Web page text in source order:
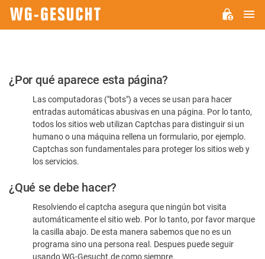
Por
favor,
confirme
humano
¿Por qué aparece esta página?
Las computadoras ("bots") a veces se usan para hacer
entradas automáticas abusivas en una página. Por lo tanto,
todos los sitios web utilizan Captchas para distinguir si un
humano o una máquina rellena un formulario, por ejemplo.
Captchas son fundamentales para proteger los sitios web y
los servicios.
¿Qué se debe hacer?
Resolviendo el captcha asegura que ningún bot visita
automáticamente el sitio web. Por lo tanto, por favor marque
la casilla abajo. De esta manera sabemos que no es un
programa sino una persona real. Despues puede seguir
usando WG-Gesucht.de como siempre.